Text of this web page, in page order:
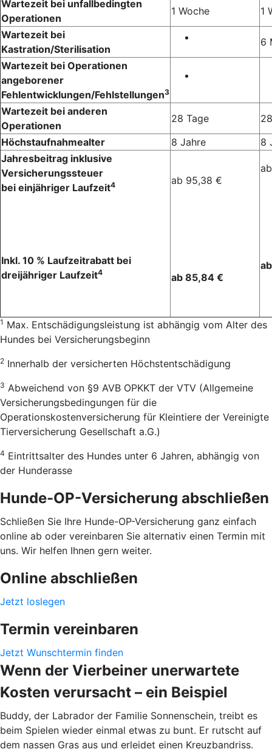
Wartezeit bei unfallbedingten
Operationen
1 Woche
1
Wartezeit bei
Kastration/Sterilisation
6
Wartezeit bei Operationen
angeborener
Fehlentwicklungen/Fehlstellungen3
Wartezeit bei anderen
Operationen
28 Tage
Höchstaufnahmealter
8 Jahre
8
Jahresbeitrag inklusive
Versicherungssteuer
bei einjähriger Laufzeit4
Inkl. 10 % Laufzeitrabatt bei
dreijähriger Laufzeit4
ab 95,38 €
ab 85,84 €
1 Max. Entschädigungsleistung ist abhängig vom Alter des
Hundes bei Versicherungsbeginn
2 Innerhalb der versicherten Höchstentschädigung
3 Abweichend von §9 AVB OPKKT der VTV (Allgemeine
Versicherungsbedingungen für die
Operationskostenversicherung für Kleintiere der Vereinigte
Tierversicherung Gesellschaft a.G.)
4 Eintrittsalter des Hundes unter 6 Jahren, abhängig von
der Hunderasse
Hunde-OP-Versicherung abschließen
Schließen Sie Ihre Hunde-OP-Versicherung ganz einfach
online ab oder vereinbaren Sie alternativ einen Termin mit
uns. Wir helfen Ihnen gern weiter.
Online abschließen
Jetzt loslegen
Termin vereinbaren
Jetzt Wunschtermin finden
Wenn der Vierbeiner unerwartete
Kosten verursacht – ein Beispiel
Buddy, der Labrador der Familie Sonnenschein, treibt es
beim Spielen wieder einmal etwas zu bunt. Er rutscht auf
dem nassen Gras aus und erleidet einen Kreuzbandriss.